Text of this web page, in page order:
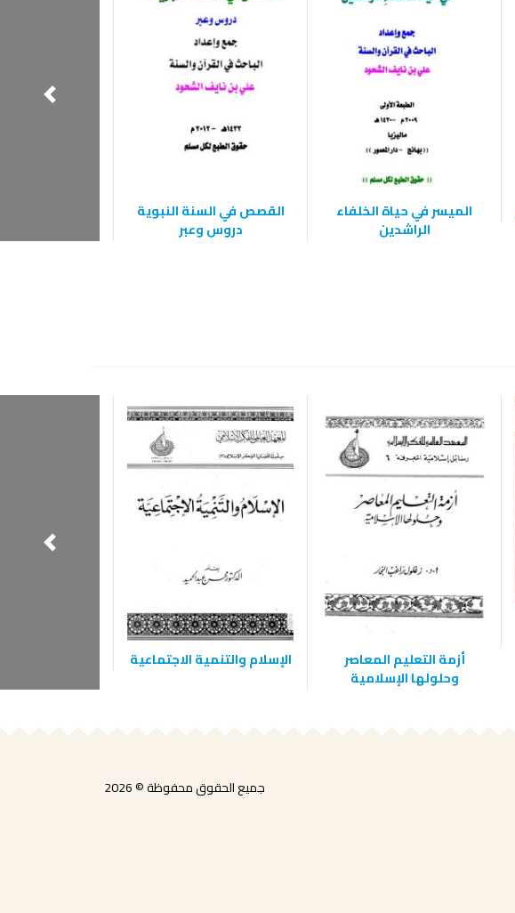
الميسر في حياة الخلفاء
الراشدين
القصص في السنة النبوية
دروس وعبر
أزمة التعليم المعاصر
وحلولها الإسلامية
الإسلام والتنمية الاجتماعية
جميع الحقوق محفوظة © 2026